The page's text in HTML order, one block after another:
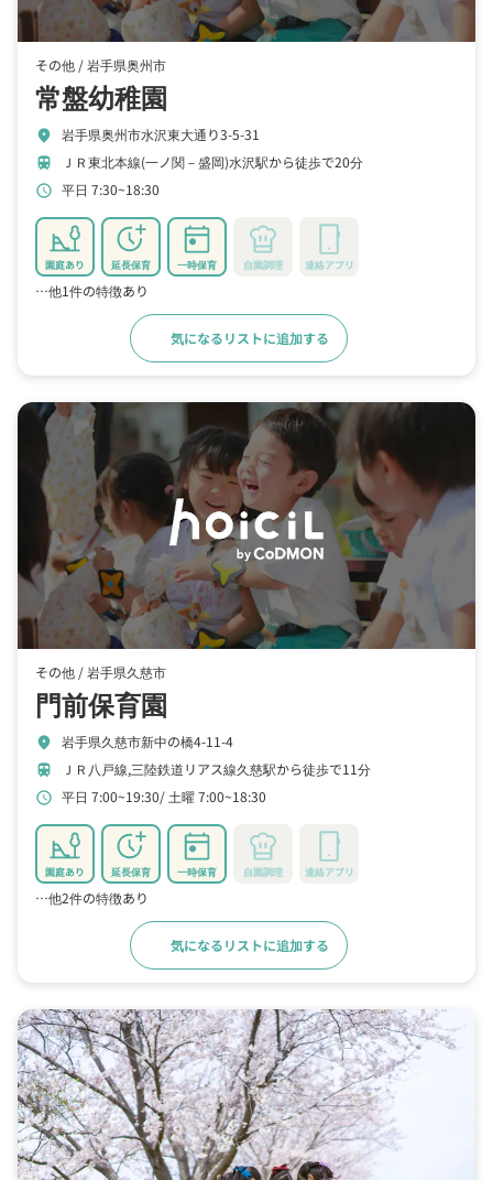
その他 /岩手県奥州市
常盤幼稚園
location_on 岩手県奥州市水沢東大通り3-5-31
train ＪＲ東北本線(一ノ関－盛岡)水沢駅から徒歩で20分
schedule 平日 7:30~18:30
園庭あり 延長保育 一時保育 自園調理 連絡アプリ
…他1件の特徴あり
気になるリストに追加する
その他 /岩手県久慈市
門前保育園
location_on 岩手県久慈市新中の橋4-11-4
train ＪＲ八戸線,三陸鉄道リアス線久慈駅から徒歩で11分
schedule 平日 7:00~19:30 土曜 7:00~18:30
園庭あり 延長保育 一時保育 自園調理 連絡アプリ
…他2件の特徴あり
気になるリストに追加する